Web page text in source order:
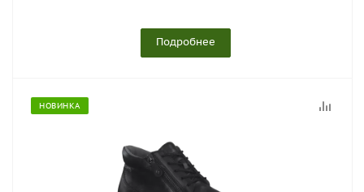
Подробнее
НОВИНКА